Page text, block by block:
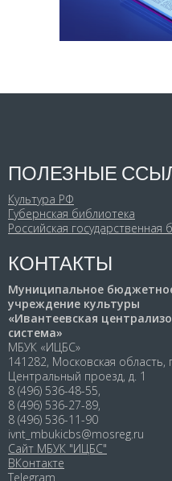
ПОЛЕЗНЫЕ
Культура РФ
Губернская библиотека
Российская государственная
КОНТАКТЫ
Муниципальное
учреждение культуры
«Ивантеевская
система»
МБУК «ИЦБС»
141282, Московская область,
Центральный проезд, д. 1
8 (496) 536-48-55,
8 (496) 536-27-89,
8 (496) 536-11-90
ivnt_mbukicbs@mosreg.ru
Сайт МБУК "ИЦБС"
ВКонтакте
Telegram